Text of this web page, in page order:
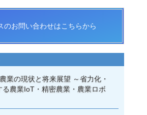
のお問い合わせはこちらから
業の現状と将来展望 ～省力化・
農業IoT・精密農業・農業ロボ